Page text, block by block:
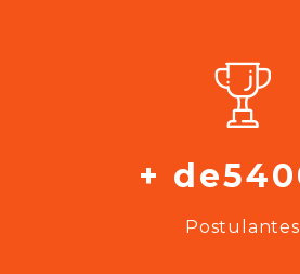
+
Postulantes